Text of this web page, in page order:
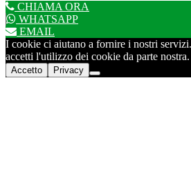
CHIAMA ORA
WHATSAPP
EMAIL
I cookie ci aiutano a fornire i nostri
accetti l'utilizzo dei cookie da parte nostra.
Accetto Privacy